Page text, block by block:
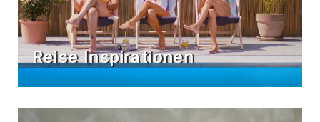
Reise Inspirationen